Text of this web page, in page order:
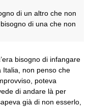
di un altro che non
di una che non
bisogno di infangare
Italia, non penso che
poteva
di andare là per
già di non esserlo,